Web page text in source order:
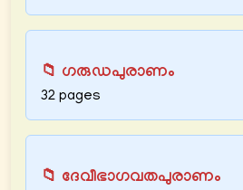
📁 ഗരുഡപുരാണം
32 pages
📁 ദേവീഭാഗവതപുരാണം